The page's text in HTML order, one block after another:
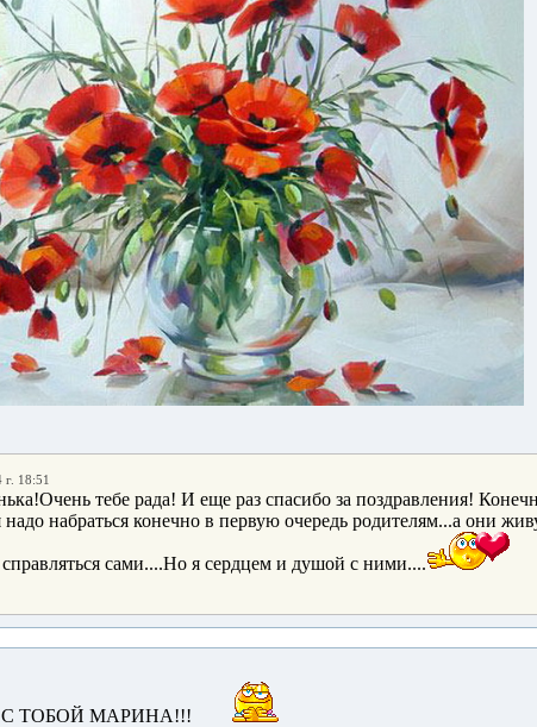
г. 18:51
тебе рада! И еще раз спасибо за поздравления!
набраться конечно в первую очередь родителям...а они
сами....Но я сердцем и душой с ними....
ТОБОЙ МАРИНА!!!